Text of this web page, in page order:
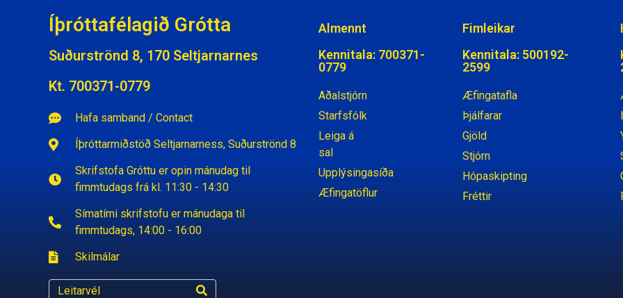
Íþróttafélagið Grótta
Suðurströnd 8, 170 Seltjarnarnes
Kt. 700371-0779
Hafa samband / Contact
Íþróttarmiðstöð Seltjarnarness, Suðurströnd 8
Skrifstofa Gróttu er opin mánudag til
fimmtudags frá kl. 11:30 - 14:30
Símatími skrifstofu er mánudaga til
fimmtudags, 14:00 - 16:00
Skilmálar
Almennt
Kennitala: 700371-
0779
Aðalstjórn
Starfsfólk
Leiga á
sal
Upplýsingasíða
Æfingatöflur
Fimleikar
Kennitala: 500192-
2599
Æfingatafla
Þjálfarar
Gjöld
Stjórn
Hópaskipting
Fréttir